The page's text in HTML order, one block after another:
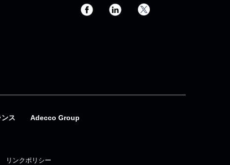
ス Adecco Group
リンクポリシー